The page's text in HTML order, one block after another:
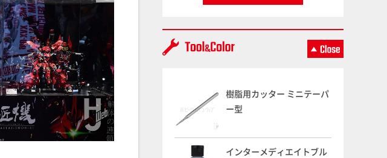
樹脂用カッター ミニテーパ
ー型
インターメディエイトブル